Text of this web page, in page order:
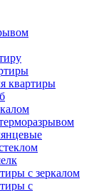
квартиры
с зеркалом
с